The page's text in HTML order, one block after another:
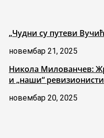
„Чудни су путеви
новембар 21, 2025
Никола Милованчев:
и „наши“
новембар 20, 2025